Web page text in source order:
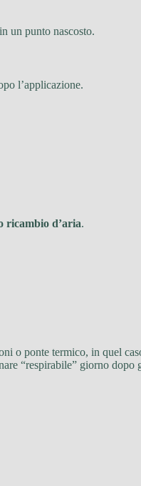
un punto nascosto.
l’applicazione.
ricambio d’aria.
o ponte termico, in quel
“respirabile” giorno dopo